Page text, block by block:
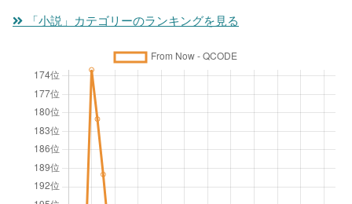
「小説」カテゴリーのランキングを見る